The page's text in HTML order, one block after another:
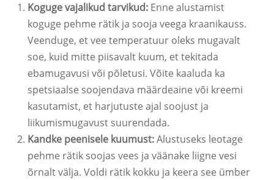
Koguge vajalikud tarvikud: Enne alustamist
koguge pehme rätik ja sooja veega kraanikauss.
Veenduge, et vee temperatuur oleks mugavalt
soe, kuid mitte piisavalt kuum, et tekitada
ebamugavusi või põletusi. Võite kaaluda ka
spetsiaalse soojendava määrdeaine või kreemi
kasutamist, et harjutuste ajal soojust ja
liikumismugavust suurendada.
Kandke peenisele kuumust:Alustuseks leotage
pehme rätik soojas vees ja väänake liigne vesi
õrnalt välja. Voldi rätik kokku ja keera see ümber